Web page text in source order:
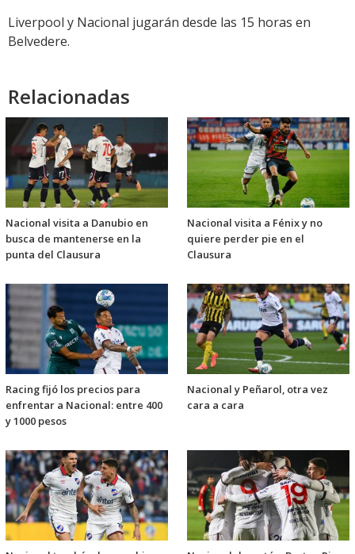
Liverpool y Nacional jugarán desde las 15 horas en
Belvedere.
Relacionadas
Nacional visita a Danubio en
busca de mantenerse en la
punta del Clausura
Nacional visita a Fénix y no
quiere perder pie en el
Clausura
Racing fijó los precios para
enfrentar a Nacional: entre 400
y 1000 pesos
Nacional y Peñarol, otra vez
cara a cara